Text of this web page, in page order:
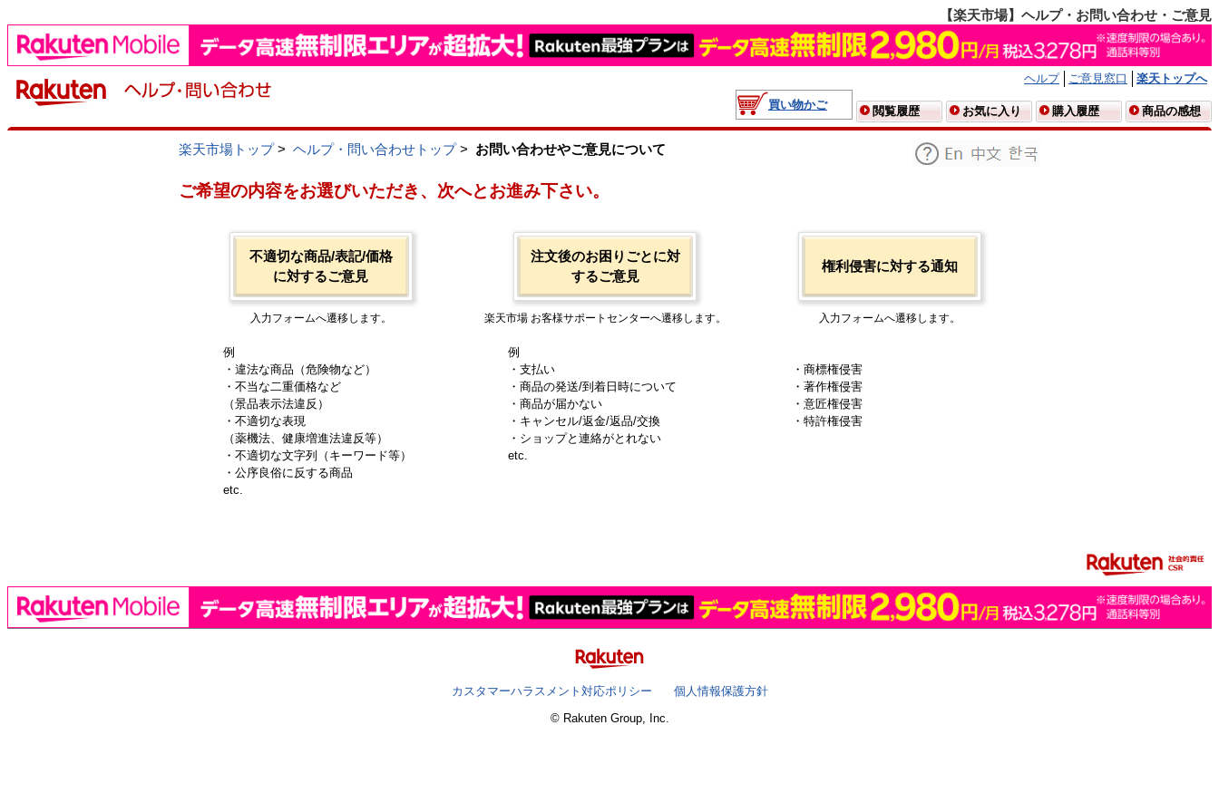
【楽天市場】ヘルプ・お問い合わせ・ご意見
ヘルプ ご意見窓口
楽天トップへ
買い物かご
閲覧履歴 お気に入り 購入履歴 商品の感想
楽天市場トップ> ヘルプ・問い合わせトップ> お問い合わせやご意見について
ご希望の内容をお選びいただき、次へとお進み下さい。
不適切な商品/表記/価格
に対するご意見
入力フォームへ遷移します。
例
・違法な商品（危険物など）
・不当な二重価格など
（景品表示法違反）
・不適切な表現
（薬機法、健康増進法違反等）
・不適切な文字列（キーワード等）
・公序良俗に反する商品
etc.
注文後のお困りごとに対
するご意見
楽天市場 お客様サポートセンターへ遷移します。
例
・支払い
・商品の発送/到着日時について
・商品が届かない
・キャンセル/返金/返品/交換
・ショップと連絡がとれない
etc.
権利侵害に対する通知
入力フォームへ遷移します。
・商標権侵害
・著作権侵害
・意匠権侵害
・特許権侵害
カスタマーハラスメント対応ポリシー
個人情報保護方針
© Rakuten Group, Inc.